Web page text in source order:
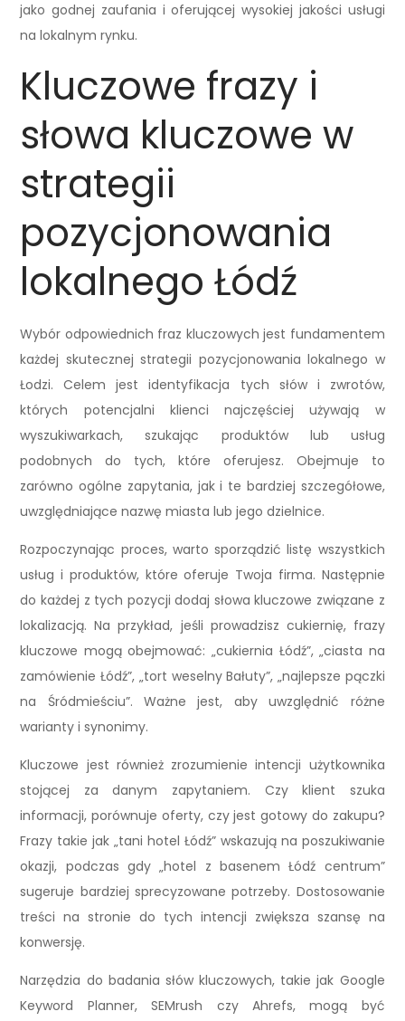
jako godnej zaufania i oferującej wysokiej jakości usługi
na lokalnym rynku.
Kluczowe frazy i
słowa kluczowe w
strategii
pozycjonowania
lokalnego Łódź
Wybór odpowiednich fraz kluczowych jest fundamentem
każdej skutecznej strategii pozycjonowania lokalnego w
Łodzi. Celem jest identyfikacja tych słów i zwrotów,
których potencjalni klienci najczęściej używają w
wyszukiwarkach, szukając produktów lub usług
podobnych do tych, które oferujesz. Obejmuje to
zarówno ogólne zapytania, jak i te bardziej szczegółowe,
uwzględniające nazwę miasta lub jego dzielnice.
Rozpoczynając proces, warto sporządzić listę wszystkich
usług i produktów, które oferuje Twoja firma. Następnie
do każdej z tych pozycji dodaj słowa kluczowe związane z
lokalizacją. Na przykład, jeśli prowadzisz cukiernię, frazy
kluczowe mogą obejmować: „cukiernia Łódź”, „ciasta na
zamówienie Łódź”, „tort weselny Bałuty”, „najlepsze pączki
na Śródmieściu”. Ważne jest, aby uwzględnić różne
warianty i synonimy.
Kluczowe jest również zrozumienie intencji użytkownika
stojącej za danym zapytaniem. Czy klient szuka
informacji, porównuje oferty, czy jest gotowy do zakupu?
Frazy takie jak „tani hotel Łódź” wskazują na poszukiwanie
okazji, podczas gdy „hotel z basenem Łódź centrum”
sugeruje bardziej sprecyzowane potrzeby. Dostosowanie
treści na stronie do tych intencji zwiększa szansę na
konwersję.
Narzędzia do badania słów kluczowych, takie jak Google
Keyword Planner, SEMrush czy Ahrefs, mogą być